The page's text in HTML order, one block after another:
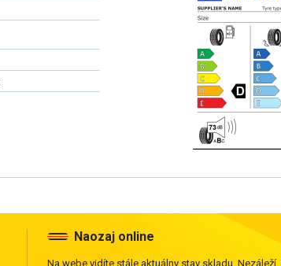
Naozaj online
Na webe vidíte stále aktuálny stav skladu. Nezáleží,